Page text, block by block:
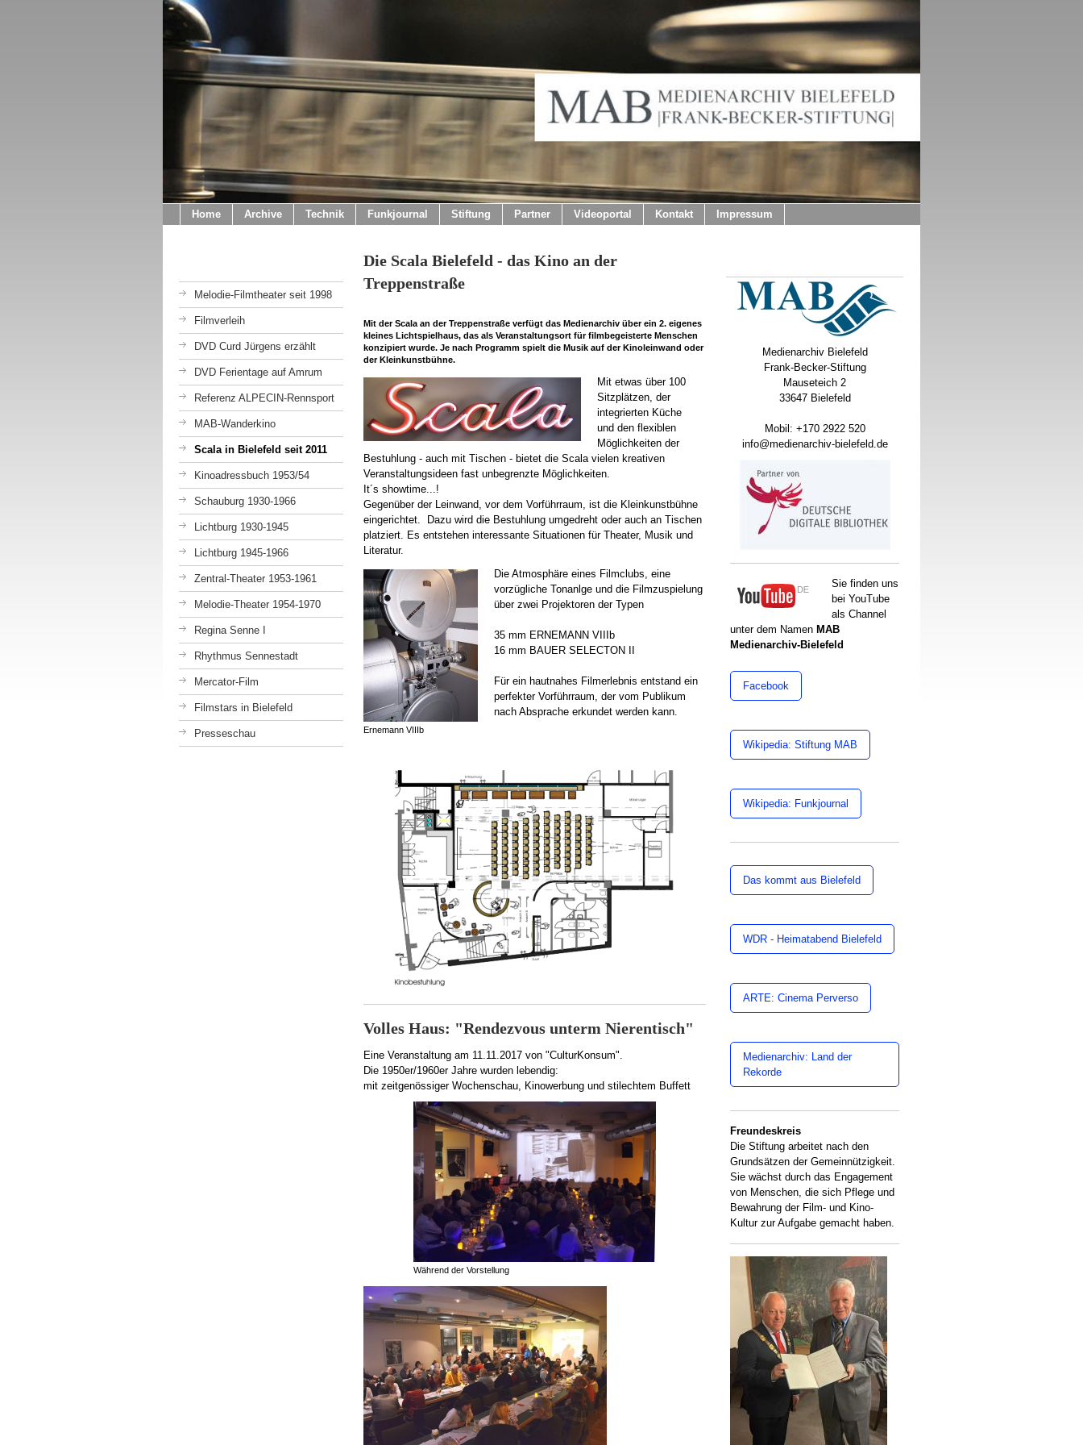
Home Archive Technik Funkjournal Stiftung Partner Videoportal Kontakt Impressum
Melodie-Filmtheater seit 1998
Filmverleih
DVD Curd Jürgens erzählt
DVD Ferientage auf Amrum
Referenz ALPECIN-Rennsport
MAB-Wanderkino
Scala in Bielefeld seit 2011
Kinoadressbuch 1953/54
Schauburg 1930-1966
Lichtburg 1930-1945
Lichtburg 1945-1966
Zentral-Theater 1953-1961
Melodie-Theater 1954-1970
Regina Senne I
Rhythmus Sennestadt
Mercator-Film
Filmstars in Bielefeld
Presseschau
Die Scala Bielefeld - das Kino an der
Treppenstraße
Mit der Scala an der Treppenstraße verfügt das Medienarchiv über ein 2. eigenes
kleines Lichtspielhaus, das als Veranstaltungsort für filmbegeisterte Menschen
konzipiert wurde. Je nach Programm spielt die Musik auf der Kinoleinwand oder
der Kleinkunstbühne.
Mit etwas über 100
Sitzplätzen, der
integrierten Küche
und den flexiblen
Möglichkeiten der
Bestuhlung - auch mit Tischen - bietet die Scala vielen kreativen
Veranstaltungsideen fast unbegrenzte Möglichkeiten.
It´s showtime...!
Gegenüber der Leinwand, vor dem Vorführraum, ist die Kleinkunstbühne
eingerichtet. Dazu wird die Bestuhlung umgedreht oder auch an Tischen
platziert. Es entstehen interessante Situationen für Theater, Musik und
Literatur.
Ernemann VIIIb
Die Atmosphäre eines Filmclubs, eine
vorzügliche Tonanlge und die Filmzuspielung
über zwei Projektoren der Typen
35 mm ERNEMANN VIIIb
16 mm BAUER SELECTON II
Für ein hautnahes Filmerlebnis entstand ein
perfekter Vorführraum, der vom Publikum
nach Absprache erkundet werden kann.
Volles Haus: "Rendezvous unterm Nierentisch"
Eine Veranstaltung am 11.11.2017 von "CulturKonsum".
Die 1950er/1960er Jahre wurden lebendig:
mit zeitgenössiger Wochenschau, Kinowerbung und stilechtem Buffett
Während der Vorstellung
Medienarchiv Bielefeld
Frank-Becker-Stiftung
Mauseteich 2
33647 Bielefeld
Mobil: +170 2922 520
info@medienarchiv-bielefeld.de
Sie finden uns
bei YouTube
als Channel
unter dem Namen MAB
Medienarchiv-Bielefeld
Facebook
Wikipedia: Stiftung MAB
Wikipedia: Funkjournal
Das kommt aus Bielefeld
WDR - Heimatabend Bielefeld
ARTE: Cinema Perverso
Medienarchiv: Land der
Rekorde
Freundeskreis
Die Stiftung arbeitet nach den
Grundsätzen der Gemeinnützigkeit.
Sie wächst durch das Engagement
von Menschen, die sich Pflege und
Bewahrung der Film- und Kino-
Kultur zur Aufgabe gemacht haben.